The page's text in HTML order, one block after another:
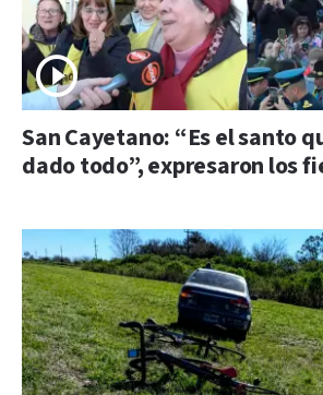
San Cayetano: “Es el santo
dado todo”, expresaron los